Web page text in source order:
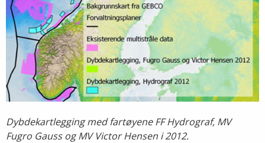
Dybdekartlegging med fartøyene FF Hydrograf, MV
Fugro Gauss og MV Victor Hensen i 2012.